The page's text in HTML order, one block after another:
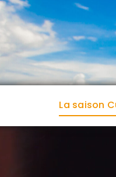
La saison